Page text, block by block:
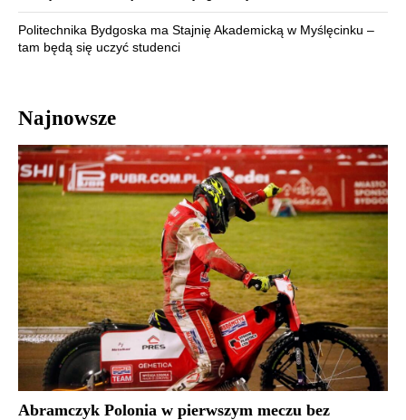
Politechnika Bydgoska ma Stajnię Akademicką w Myślęcinku –
tam będą się uczyć studenci
Najnowsze
Abramczyk Polonia w pierwszym meczu bez